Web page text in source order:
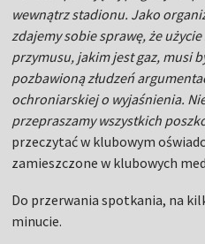
wewnątrz stadionu. Jako
zdajemy sobie sprawę, że
przymusu, jakim jest gaz, musi
pozbawioną złudzeń
ochroniarskiej o wyjaśnienia.
przepraszamy wszystkich
przeczytać w klubowym
zamieszczone w klubowych
Do przerwania spotkania, na
minucie.